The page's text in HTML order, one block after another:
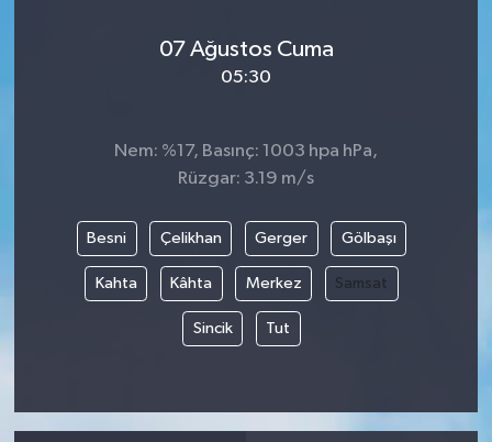
07 Ağustos Cuma
05:30
Nem: %17, Basınç: 1003 hpa hPa,
Rüzgar: 3.19 m/s
Besni Çelikhan Gerger Gölbaşı
Kahta Kâhta Merkez Samsat
Sincik Tut